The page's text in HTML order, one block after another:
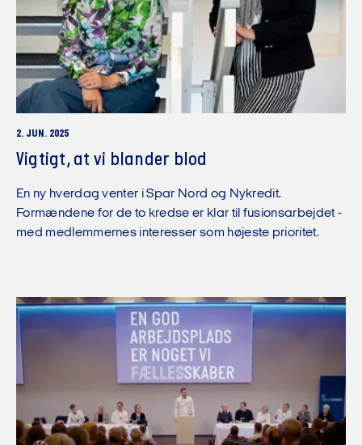
2. JUN. 2025
Vigtigt, at vi blander blod
En ny hverdag venter i Spar Nord og Nykredit.
Formændene for de to kredse er klar til fusionsarbejdet -
med medlemmernes interesser som højeste prioritet.